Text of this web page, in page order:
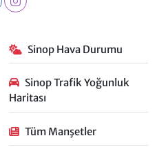
Sinop Hava Durumu
Sinop Trafik Yoğunluk
Haritası
Tüm Manşetler